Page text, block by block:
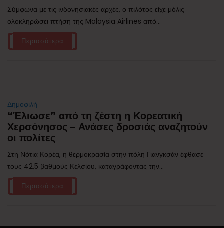
Σύμφωνα με τις ινδονησιακές αρχές, ο πιλότος είχε μόλις
ολοκληρώσει πτήση της Malaysia Airlines από...
Περισσότερα
Δημοφιλή
“Έλιωσε” από τη ζέστη η Κορεατική
Χερσόνησος – Ανάσες δροσιάς αναζητούν
οι πολίτες
Στη Νότια Κορέα, η θερμοκρασία στην πόλη Γιανγκσάν έφθασε
τους 42,5 βαθμούς Κελσίου, καταγράφοντας την...
Περισσότερα